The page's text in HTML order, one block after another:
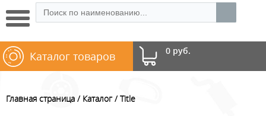
0 руб.
Каталог товаров
Главная страница Каталог Title